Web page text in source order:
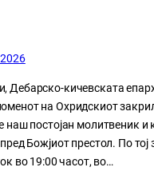
Дебарско-кичевската
на Охридскиот
наш постојан молитвеник и
Божјиот престол. По
во 19:00 часот, во…